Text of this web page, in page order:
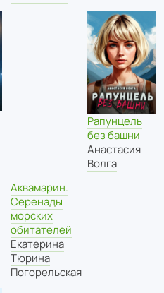
Аквамарин.
Серенады
морских
обитателей
Екатерина
Тюрина
Погорельская
Рапунцель
без башни
Анастасия
Волга